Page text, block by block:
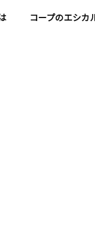
コープのエシカ